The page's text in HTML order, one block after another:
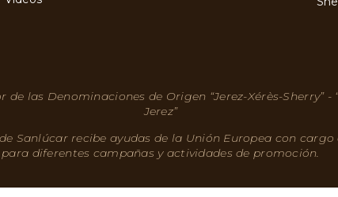
las Denominaciones de Origen “Jerez-Xérès-Sherry”
Jerez”
Sanlúcar recibe ayudas de la Unión Europea con
para diferentes campañas y actividades de promoción.